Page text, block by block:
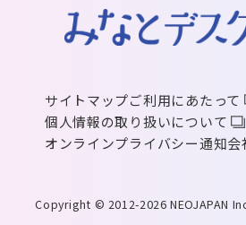
サイトマップご利用にあたって
個人情報の取り扱いについて
オンラインプライバシー通知会
Copyright © 2012-2026 NEOJAPAN